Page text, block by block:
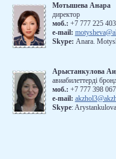
Мотышева Анара
директор
моб.: +7 777 225
е-mail:
Skype: Anara.
Арыстанкулова
авиабилеттерді
моб.: +7 777 398
e-mail:
Skype: Arystankulova